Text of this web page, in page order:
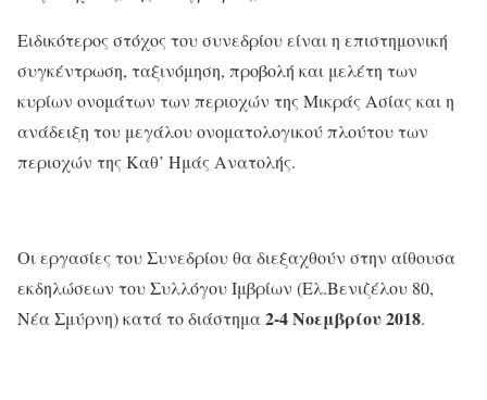
Ειδικότερος στόχος του συνεδρίου είναι η επιστημονική
συγκέντρωση, ταξινόμηση, προβολή και μελέτη των
κυρίων ονομάτων των περιοχών της Μικράς Ασίας και η
ανάδειξη του μεγάλου ονοματολογικού πλούτου των
περιοχών της Καθ’ Ημάς Ανατολής.
Οι εργασίες του Συνεδρίου θα διεξαχθούν στην αίθουσα
εκδηλώσεων του Συλλόγου Ιμβρίων (Ελ.Βενιζέλου 80,
Νέα Σμύρνη) κατά το διάστημα2-4 Νοεμβρίου 2018.